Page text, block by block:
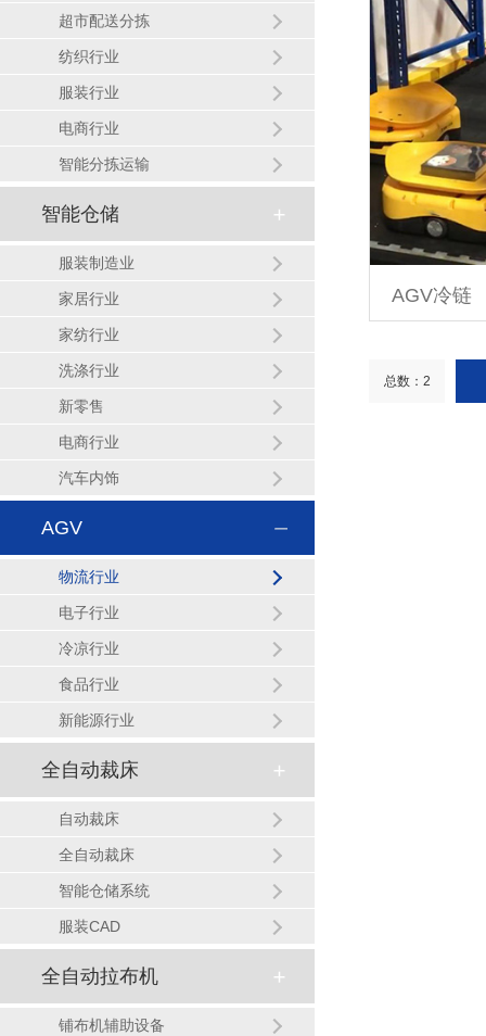
AGV冷链
总数：2
超市配送分拣
纺织行业
服装行业
电商行业
智能分拣运输
智能仓储
服装制造业
家居行业
家纺行业
洗涤行业
新零售
电商行业
汽车内饰
AGV
物流行业
电子行业
冷凉行业
食品行业
新能源行业
全自动裁床
自动裁床
全自动裁床
智能仓储系统
服装CAD
全自动拉布机
铺布机辅助设备